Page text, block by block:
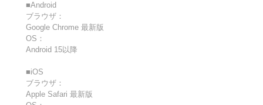
■Android
ブラウザ：
Google Chrome 最新版
OS：
Android 15以降
■iOS
ブラウザ：
Apple Safari 最新版